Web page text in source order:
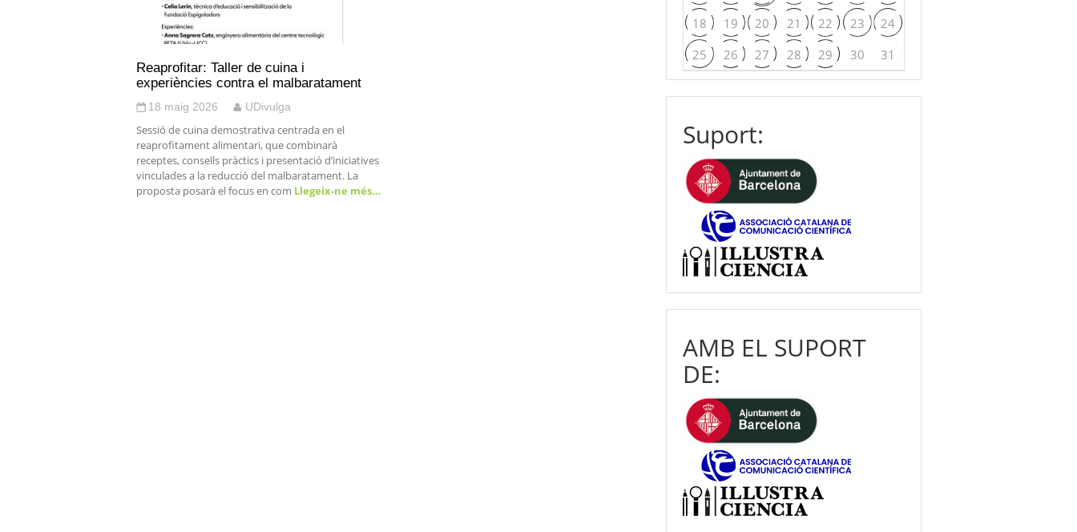
Reaprofitar: Taller de cuina i
experiències contra el malbaratament
18 maig 2026 UDivulga
Sessió de cuina demostrativa centrada en el
reaprofitament alimentari, que combinarà
receptes, consells pràctics i presentació d’iniciatives
vinculades a la reducció del malbaratament. La
proposta posarà el focus en com Llegeix-ne més…
18
19 20 21 22 23
24
25
26 27 28 29 30 31
Suport:
AMB EL SUPORT
DE: